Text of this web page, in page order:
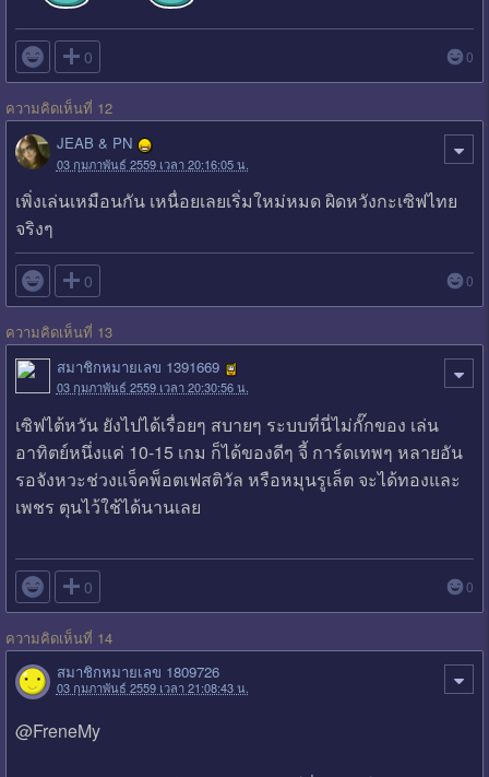
 0 0
ความคิดเห็นที่ 12
JEAB & PN
03 กุมภาพันธ์ 2559 เวลา 20:16:05 น.
เพิ่งเล่นเหมือนกัน เหนื่อยเลยเริ่มใหม่หมด ผิดหวังกะเซิฟไทย
จริงๆ
 0 0
ความคิดเห็นที่ 13
สมาชิกหมายเลข 1391669
03 กุมภาพันธ์ 2559 เวลา 20:30:56 น.
เซิฟไต้หวัน ยังไปได้เรื่อยๆ สบายๆ ระบบที่นี่ไม่กั๊กของ เล่น
อาทิตย์หนึ่งแค่ 10-15 เกม ก็ได้ของดีๆ จี้ การ์ดเทพๆ หลายอัน
รอจังหวะช่วงแจ็คพ็อตเฟสติวัล หรือหมุนรูเล็ต จะได้ทองและ
เพชร ตุนไว้ใช้ได้นานเลย
 0 0
ความคิดเห็นที่ 14
สมาชิกหมายเลข 1809726
03 กุมภาพันธ์ 2559 เวลา 21:08:43 น.
@FreneMy